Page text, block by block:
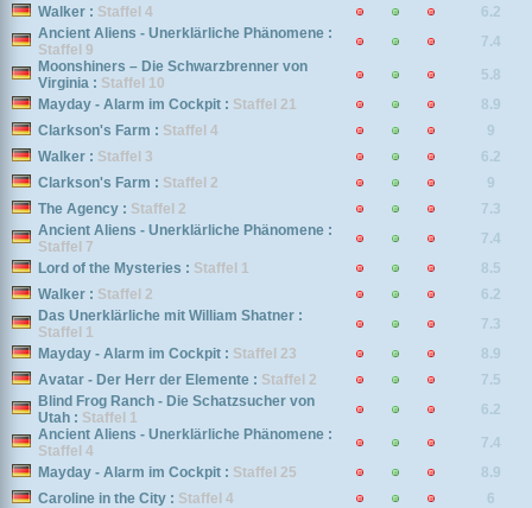
Walker : Staffel 4
6.2
Ancient Aliens - Unerklärliche Phänomene :
Staffel 9
7.4
Moonshiners – Die Schwarzbrenner von
Virginia : Staffel 10
5.8
Mayday - Alarm im Cockpit : Staffel 21
8.9
Clarkson's Farm : Staffel 4
9
Walker : Staffel 3
6.2
Clarkson's Farm : Staffel 2
9
The Agency : Staffel 2
7.3
Ancient Aliens - Unerklärliche Phänomene :
Staffel 7
7.4
Lord of the Mysteries : Staffel 1
8.5
Walker : Staffel 2
6.2
Das Unerklärliche mit William Shatner :
Staffel 1
7.3
Mayday - Alarm im Cockpit : Staffel 23
8.9
Avatar - Der Herr der Elemente : Staffel 2
7.5
Blind Frog Ranch - Die Schatzsucher von
Utah : Staffel 1
6.2
Ancient Aliens - Unerklärliche Phänomene :
Staffel 4
7.4
Mayday - Alarm im Cockpit : Staffel 25
8.9
Caroline in the City : Staffel 4
6